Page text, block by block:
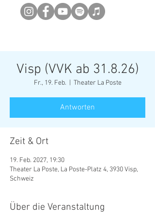
Visp (VVK ab 31.8.26)
Fr., 19. Feb. Theater La Poste
Antworten
Zeit & Ort
19. Feb. 2027, 19:30
Theater La Poste, La Poste-Platz 4, 3930 Visp,
Schweiz
Über die Veranstaltung